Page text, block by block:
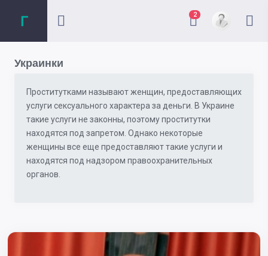
2
Украинки
Проститутками называют женщин, предоставляющих
услуги сексуального характера за деньги. В Украине
такие услуги не законны, поэтому проститутки
находятся под запретом. Однако некоторые
женщины все еще предоставляют такие услуги и
находятся под надзором правоохранительных
органов.